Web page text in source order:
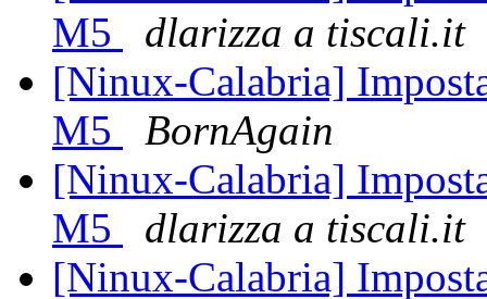
M5
dlarizza a tiscali.it
[Ninux-Calabria]
M5
BornAgain
[Ninux-Calabria]
M5
dlarizza a tiscali.it
[Ninux-Calabria]